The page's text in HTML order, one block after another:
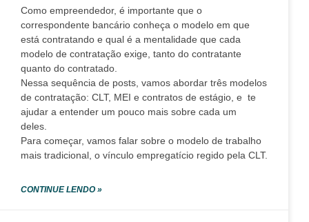
Como empreendedor, é importante que o
correspondente bancário conheça o modelo em que
está contratando e qual é a mentalidade que cada
modelo de contratação exige, tanto do contratante
quanto do contratado.
Nessa sequência de posts, vamos abordar três modelos
de contratação: CLT, MEI e contratos de estágio, e te
ajudar a entender um pouco mais sobre cada um
deles.
Para começar, vamos falar sobre o modelo de trabalho
mais tradicional, o vínculo empregatício regido pela CLT.
CONTINUE LENDO »